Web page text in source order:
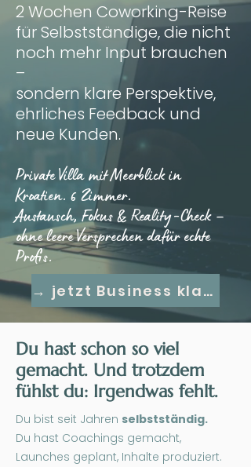
2 Wochen Coworking-Reise
für Selbstständige, die nicht
noch mehr Input brauchen
–
sondern klare Perspektive,
ehrliches Feedback und
neue Kunden.
Private Villa mit Meerblick in
Kroatien. 6 Zimmer.
Austausch, Fokus & Reality-Check –
ohne leere Versprechen dafür echte
Profis.
→ jetzt Business klarziehen
Du hast schon so viel
gemacht. Und trotzdem
fühlst du: Irgendwas fehlt.
Du bist seit Jahren selbstständig.
Du hast Coachings gemacht,
Launches geplant, Inhalte produziert.